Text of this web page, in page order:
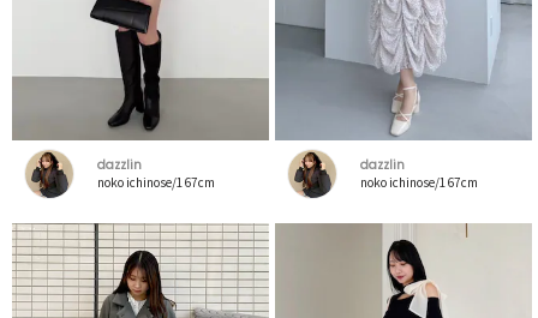
dazzlin
noko ichinose/167cm
dazzlin
noko ichinose/167cm